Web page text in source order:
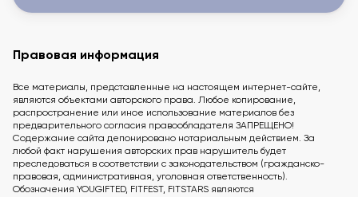
Правовая информация
Все материалы, представленные на настоящем интернет-сайте,
являются объектами авторского права. Любое копирование,
распространение или иное использование материалов без
предварительного согласия правообладателя ЗАПРЕЩЕНО!
Содержание сайта депонировано нотариальным действием. За
любой факт нарушения авторских прав нарушитель будет
преследоваться в соответствии с законодательством (гражданско-
правовая, административная, уголовная ответственность).
Обозначения YOUGIFTED, FITFEST, FITSTARS являются